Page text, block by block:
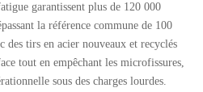
garantissent plus de 120 000
la référence commune de 100
des tirs en acier nouveaux et recyclés
tout en empêchant les microfissures,
sous des charges lourdes.